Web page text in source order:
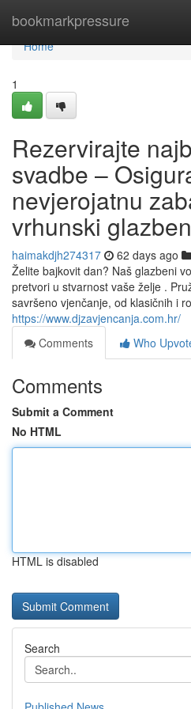
bookmarkpressure
Home
Home
1
Rezervirajte
svadbe –
nevjerojatnu
vrhunski
haimakdjh274317 62 days ago
Želite bajkovit dan? Naš glazbeni
pretvori u stvarnost vaše želje .
savršeno vjenčanje, od klasičnih i
https://www.djzavjencanja.com.hr/
Comments
Who
Comments
Submit a Comment
No HTML
HTML is disabled
Search